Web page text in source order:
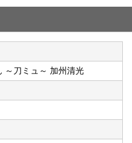
～刀ミュ～ 加州清光